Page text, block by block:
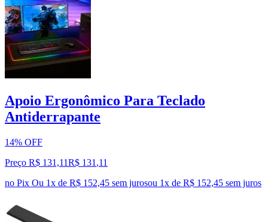
Apoio Ergonômico Para Teclado
Antiderrapante
14% OFF
Preço R$ 131,11R$ 131 ,11
no Pix Ou 1x de R$ 152,45 sem jurosou 1x de R$ 152,45 sem juros